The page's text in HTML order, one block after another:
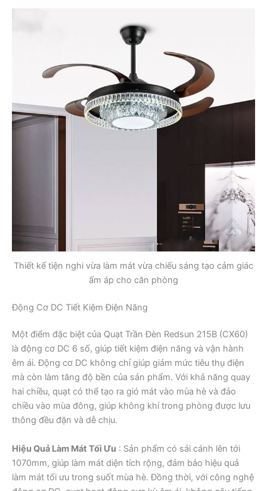
Thiết kế tiện nghi vừa làm mát vừa chiếu sáng tạo cảm giác
ấm áp cho căn phòng
Động Cơ DC Tiết Kiệm Điện Năng
Một điểm đặc biệt của Quạt Trần Đèn Redsun 215B (CX60)
là động cơ DC 6 số, giúp tiết kiệm điện năng và vận hành
êm ái. Động cơ DC không chỉ giúp giảm mức tiêu thụ điện
mà còn làm tăng độ bền của sản phẩm. Với khả năng quay
hai chiều, quạt có thể tạo ra gió mát vào mùa hè và đảo
chiều vào mùa đông, giúp không khí trong phòng được lưu
thông đều đặn và dễ chịu.
Hiệu Quả Làm Mát Tối Ưu : Sản phẩm có sải cánh lên tới
1070mm, giúp làm mát diện tích rộng, đảm bảo hiệu quả
làm mát tối ưu trong suốt mùa hè. Đồng thời, với công nghệ